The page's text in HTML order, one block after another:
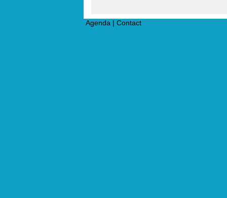
Agenda | Contact